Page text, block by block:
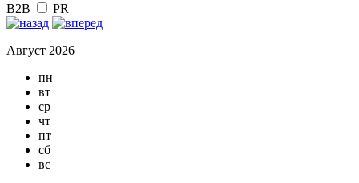
B2B PR
Август 2026
пн
вт
ср
чт
пт
сб
вс